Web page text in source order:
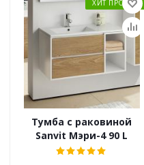
ХИТ ПРОДАЖ
Тумба с раковиной
Sanvit Мэри-4 90 L